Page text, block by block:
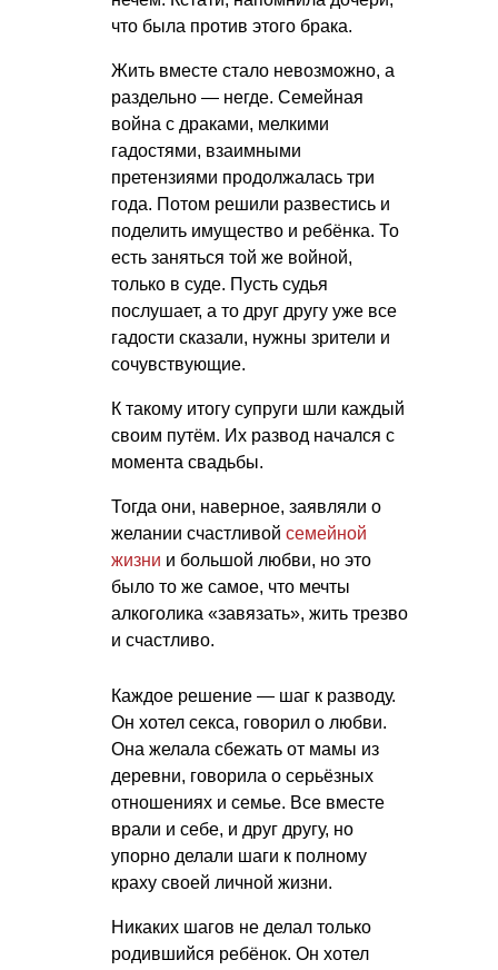
что была против этого брака.
Жить вместе стало невозможно, а
раздельно — негде. Семейная
война с драками, мелкими
гадостями, взаимными
претензиями продолжалась три
года. Потом решили развестись и
поделить имущество и ребёнка. То
есть заняться той же войной,
только в суде. Пусть судья
послушает, а то друг другу уже все
гадости сказали, нужны зрители и
сочувствующие.
К такому итогу супруги шли каждый
своим путём. Их развод начался с
момента свадьбы.
Тогда они, наверное, заявляли о
желании счастливой семейной
жизни и большой любви, но это
было то же самое, что мечты
алкоголика «завязать», жить трезво
и счастливо.
Каждое решение — шаг к разводу.
Он хотел секса, говорил о любви.
Она желала сбежать от мамы из
деревни, говорила о серьёзных
отношениях и семье. Все вместе
врали и себе, и друг другу, но
упорно делали шаги к полному
краху своей личной жизни.
Никаких шагов не делал только
родившийся ребёнок. Он хотел